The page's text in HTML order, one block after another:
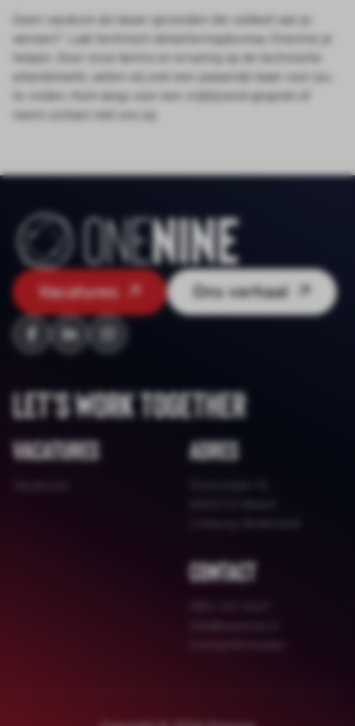
Geen vacature als lasser gevonden die voldoet aan je
wensen? Laat technisch detacheringsbureau Onenine je
helpen. Door onze kennis en ervaring op de technische
arbeidsmarkt, weten wij snel een passende baan voor jou
te vinden. Kom langs voor een vrijblijvend gesprek of
neem contact met ons op.
Vacatures Ons verhaal
Let's work together
Vacatures Adres
Contact